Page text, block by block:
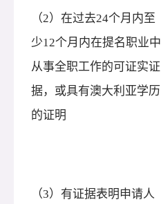
（2）在过去24个月内至
少12个月内在提名职业中
从事全职工作的可证实证
据，或具有澳大利亚学历
的证明
（3）有证据表明申请人